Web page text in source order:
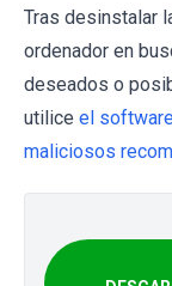
Tras desinstalar
ordenador en
deseados o
utilice el
maliciosos